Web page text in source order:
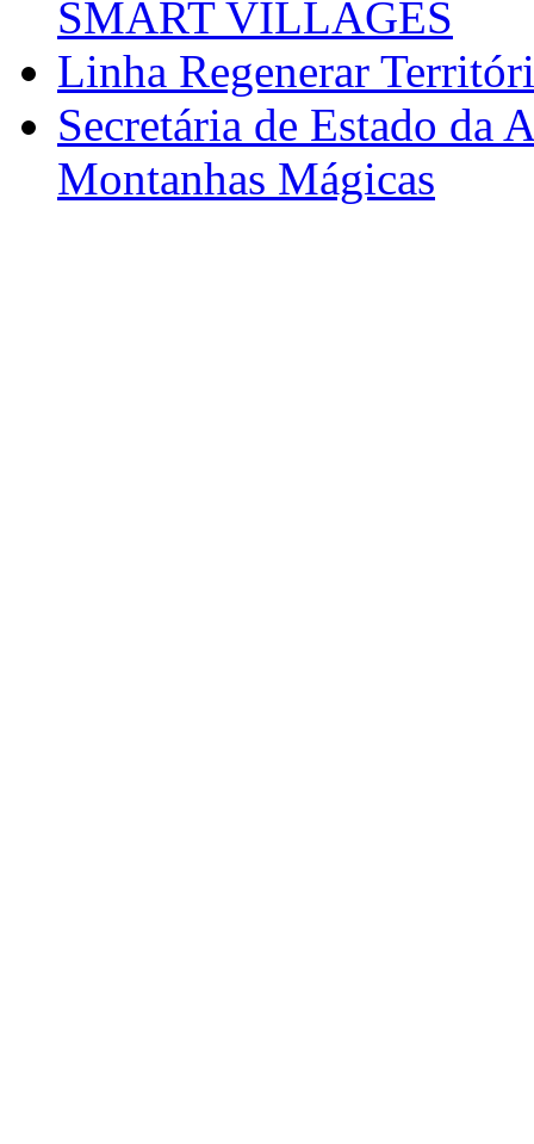
SMART VILLAGES
Linha Regenerar
Secretária de Estado da
Montanhas Mágicas